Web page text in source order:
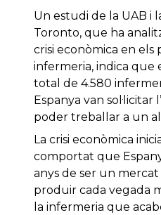
Un estudi de la UAB i
Toronto, que ha
crisi econòmica en els
infermeria, indica que
total de 4.580
Espanya van sol·licitar
poder treballar a un
La crisi econòmica
comportat que
anys de ser un
produir cada vegada
la infermeria que